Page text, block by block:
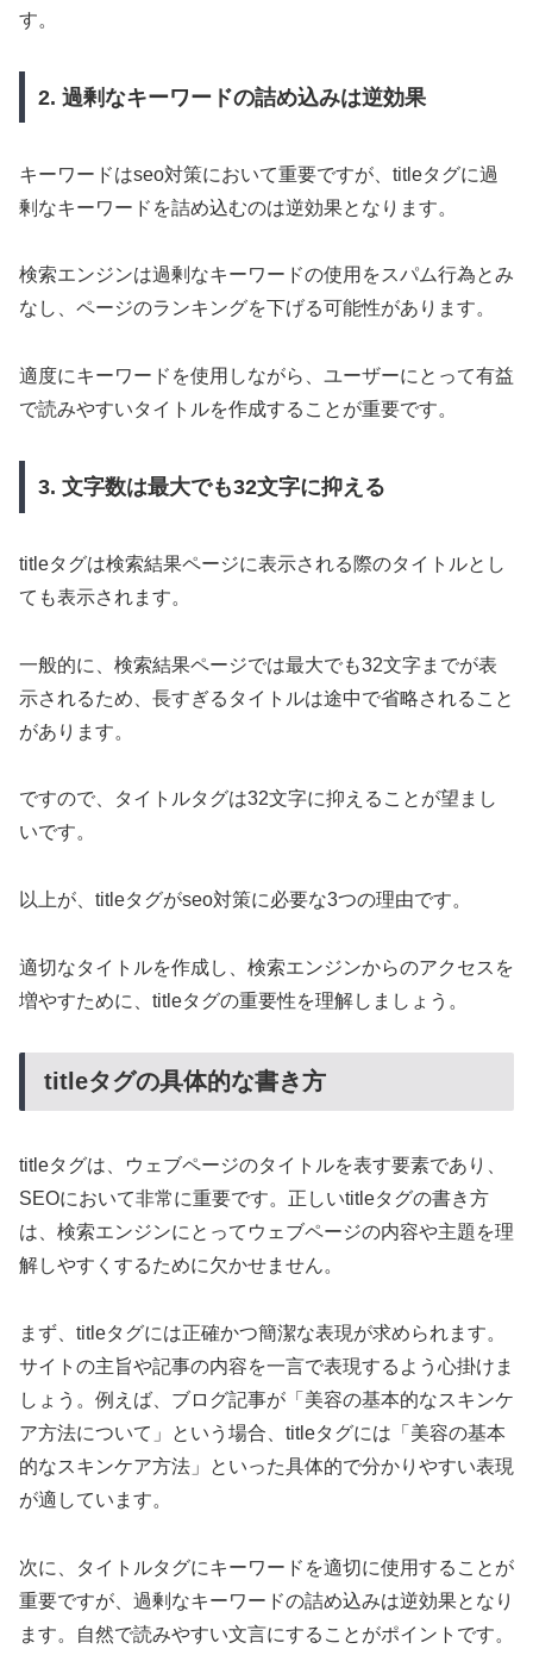
す。
2. 過剰なキーワードの詰め込みは逆効果
キーワードはseo対策において重要ですが、titleタグに過
剰なキーワードを詰め込むのは逆効果となります。
検索エンジンは過剰なキーワードの使用をスパム行為とみ
なし、ページのランキングを下げる可能性があります。
適度にキーワードを使用しながら、ユーザーにとって有益
で読みやすいタイトルを作成することが重要です。
3. 文字数は最大でも32文字に抑える
titleタグは検索結果ページに表示される際のタイトルとし
ても表示されます。
一般的に、検索結果ページでは最大でも32文字までが表
示されるため、長すぎるタイトルは途中で省略されること
があります。
ですので、タイトルタグは32文字に抑えることが望まし
いです。
以上が、titleタグがseo対策に必要な3つの理由です。
適切なタイトルを作成し、検索エンジンからのアクセスを
増やすために、titleタグの重要性を理解しましょう。
titleタグの具体的な書き方
titleタグは、ウェブページのタイトルを表す要素であり、
SEOにおいて非常に重要です。正しいtitleタグの書き方
は、検索エンジンにとってウェブページの内容や主題を理
解しやすくするために欠かせません。
まず、titleタグには正確かつ簡潔な表現が求められます。
サイトの主旨や記事の内容を一言で表現するよう心掛けま
しょう。例えば、ブログ記事が「美容の基本的なスキンケ
ア方法について」という場合、titleタグには「美容の基本
的なスキンケア方法」といった具体的で分かりやすい表現
が適しています。
次に、タイトルタグにキーワードを適切に使用することが
重要ですが、過剰なキーワードの詰め込みは逆効果となり
ます。自然で読みやすい文言にすることがポイントです。